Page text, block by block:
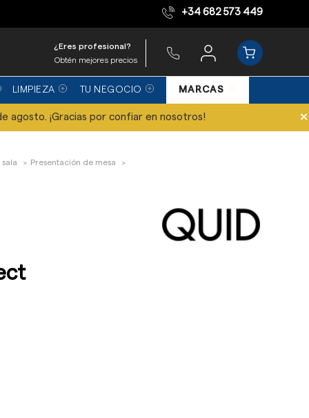
Equipo de expertos +34 682 573 449
¿Eres profesional?
Obtén mejores precios
LIMPIEZA TU NEGOCIO MARCAS
agosto. ¡Gracias por confiar en nosotros! ×
Presentación de mesa